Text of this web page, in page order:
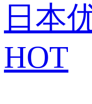
日本
HOT